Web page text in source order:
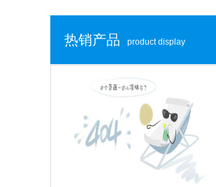
热销产品 product display